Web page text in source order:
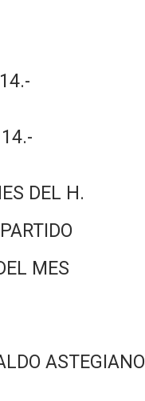
DEL H.
MES
ASTEGIANO